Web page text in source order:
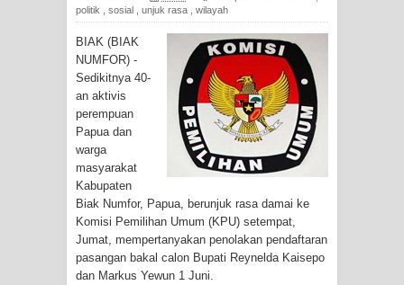
Tiga Personel Polresta Jayapura Kota
Jalani Sidang BP4R di Jayapura
Kapolresta Jayapura Kota
Mengapresiasi Antusiasme Warga
Saat Nonton Bareng Final Piala Dunia
2026 di Lapangan Karang PTC Entrop
Kebakaran Hanguskan Satu Rumah
politik
sosial unjuk rasa wilayah
BIAK (BIAK
NUMFOR) -
Sedikitnya 40-
an aktivis
perempuan
Papua dan
warga
masyarakat
Kabupaten
Biak Numfor, Papua, berunjuk rasa damai ke
Komisi Pemilihan Umum (KPU) setempat,
Jumat, mempertanyakan penolakan pendaftaran
pasangan bakal calon Bupati Reynelda Kaisepo
dan Markus Yewun 1 Juni.